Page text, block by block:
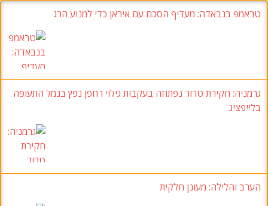
טראמפ בנבאדה: מעדיף הסכם עם איראן כדי למנוע הרג
גרמניה: חקירת טרור נפתחה בעקבות גילוי רחפן נפץ בנמל התעופה
בלייפציג
הערב והלילה: מעונן חלקית